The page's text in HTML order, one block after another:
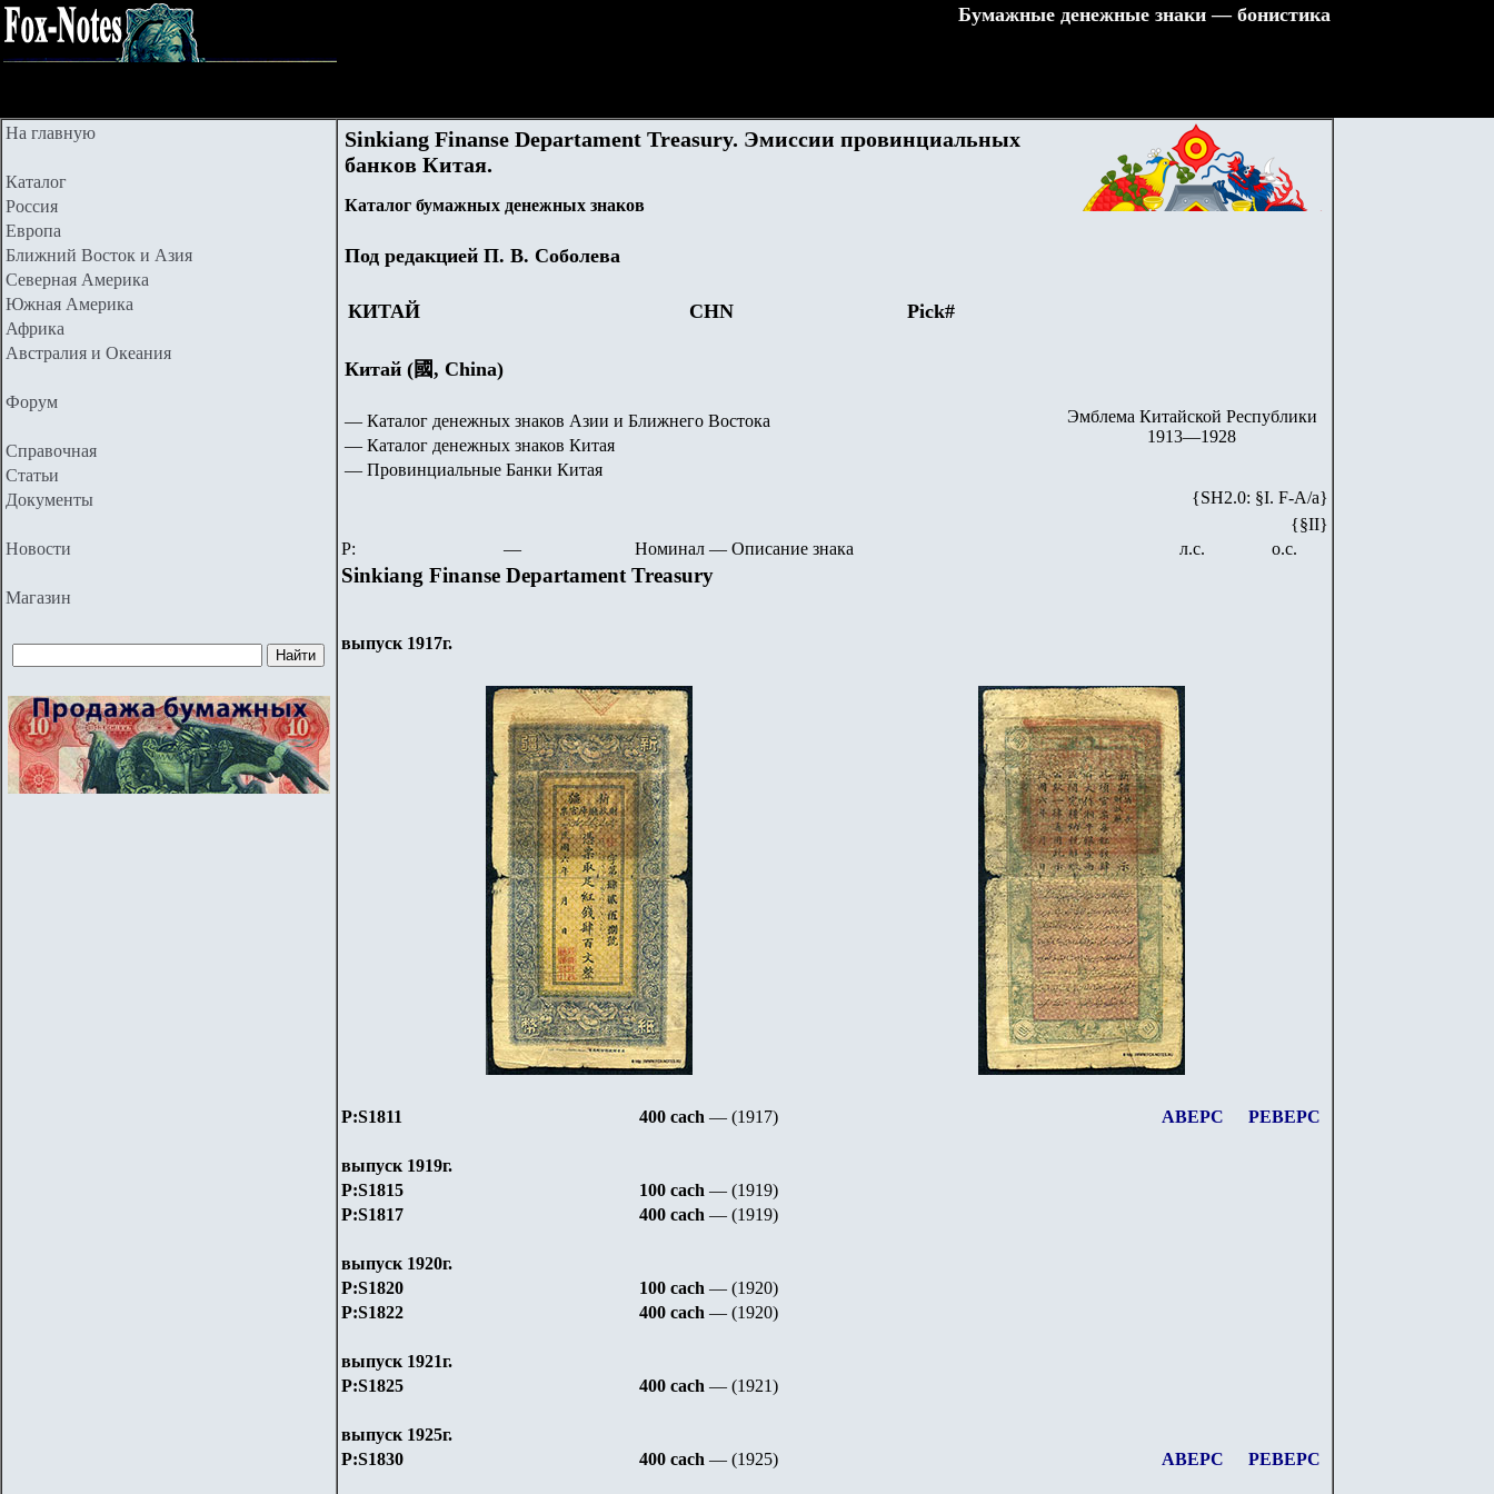
Бумажные денежные знаки — бонистика
На главную
Каталог
Россия
Европа
Ближний Восток и Азия
Северная Америка
Южная Америка
Африка
Австралия и Океания
Форум
Справочная
Статьи
Документы
Новости
Магазин
Sinkiang Finanse Departament Treasury. Эмиссии провинциальных
банков Китая.
Каталог бумажных денежных знаков
Под редакцией П. В. Соболева
КИТАЙ CHN Pick#
Китай (國, China)
— Каталог денежных знаков Азии и Ближнего Востока
— Каталог денежных знаков Китая
— Провинциальные Банки Китая
Эмблема Китайской Республики
1913—1928
{SH2.0: §I. F-А/а}
{§II}
P: — Номинал — Описание знака л.с. о.с.
Sinkiang Finanse Departament Treasury
выпуск 1917г.
P:S1811 400 cach — (1917) АВЕРС РЕВЕРС
выпуск 1919г.
P:S1815
100 cach — (1919)
P:S1817
400 cach — (1919)
выпуск 1920г.
P:S1820
100 cach — (1920)
P:S1822
400 cach — (1920)
выпуск 1921г.
P:S1825
400 cach — (1921)
выпуск 1925г.
P:S1830
400 cach — (1925) АВЕРС РЕВЕРС